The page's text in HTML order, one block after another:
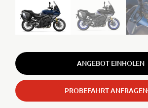
ANGEBOT EINHOLEN
PROBEFAHRT ANFRAGEN